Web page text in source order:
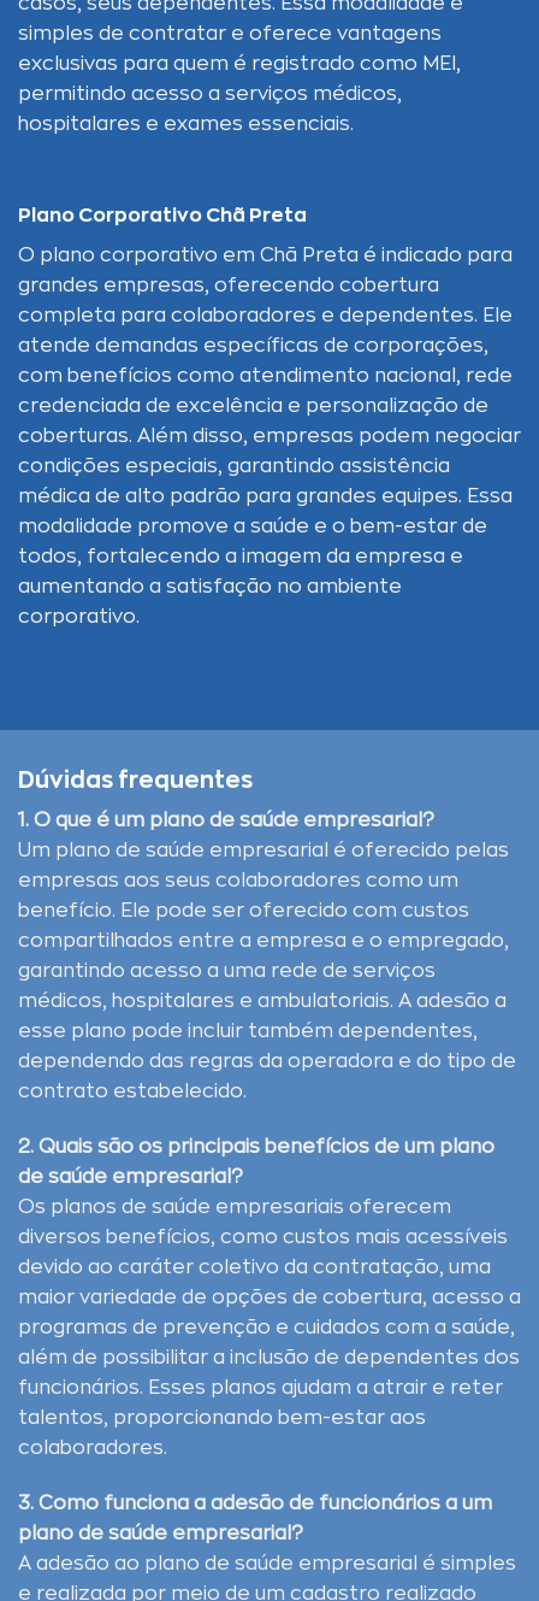
simples de contratar e oferece vantagens
exclusivas para quem é registrado como MEI,
permitindo acesso a serviços médicos,
hospitalares e exames essenciais.
Plano Corporativo Chã Preta
O plano corporativo em Chã Preta é indicado para
grandes empresas, oferecendo cobertura
completa para colaboradores e dependentes. Ele
atende demandas específicas de corporações,
com benefícios como atendimento nacional, rede
credenciada de excelência e personalização de
coberturas. Além disso, empresas podem negociar
condições especiais, garantindo assistência
médica de alto padrão para grandes equipes. Essa
modalidade promove a saúde e o bem-estar de
todos, fortalecendo a imagem da empresa e
aumentando a satisfação no ambiente
corporativo.
Dúvidas frequentes
1. O que é um plano de saúde empresarial?
Um plano de saúde empresarial é oferecido pelas
empresas aos seus colaboradores como um
benefício. Ele pode ser oferecido com custos
compartilhados entre a empresa e o empregado,
garantindo acesso a uma rede de serviços
médicos, hospitalares e ambulatoriais. A adesão a
esse plano pode incluir também dependentes,
dependendo das regras da operadora e do tipo de
contrato estabelecido.
2. Quais são os principais benefícios de um plano
de saúde empresarial?
Os planos de saúde empresariais oferecem
diversos benefícios, como custos mais acessíveis
devido ao caráter coletivo da contratação, uma
maior variedade de opções de cobertura, acesso a
programas de prevenção e cuidados com a saúde,
além de possibilitar a inclusão de dependentes dos
funcionários. Esses planos ajudam a atrair e reter
talentos, proporcionando bem-estar aos
colaboradores.
3. Como funciona a adesão de funcionários a um
plano de saúde empresarial?
A adesão ao plano de saúde empresarial é simples
e realizada por meio de um cadastro realizado